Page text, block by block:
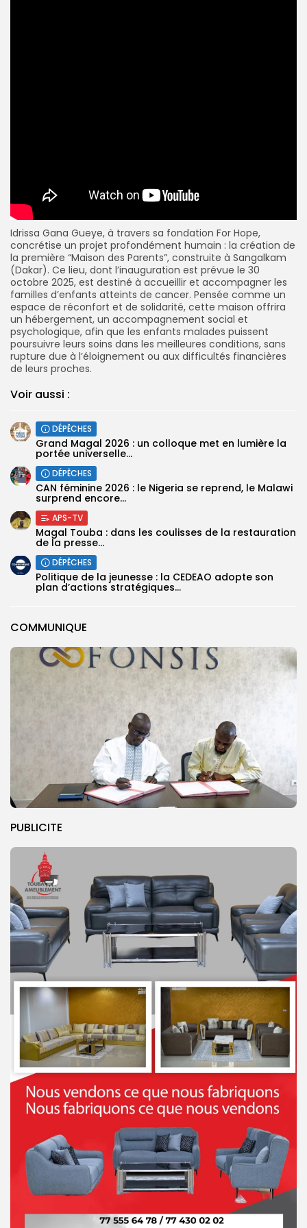
COMMUNIQUE
PUBLICITE
Idrissa Gana Gueye, à travers sa fondation For Hope,
concrétise un projet profondément humain : la création de
la première “Maison des Parents”, construite à Sangalkam
(Dakar). Ce lieu, dont l’inauguration est prévue le 30
octobre 2025, est destiné à accueillir et accompagner les
familles d’enfants atteints de cancer. Pensée comme un
espace de réconfort et de solidarité, cette maison offrira
un hébergement, un accompagnement social et
psychologique, afin que les enfants malades puissent
poursuivre leurs soins dans les meilleures conditions, sans
rupture due à l’éloignement ou aux difficultés financières
de leurs proches.
Voir aussi :
DÉPÊCHES
Grand Magal 2026 : un colloque met en lumière la
portée universelle...
DÉPÊCHES
‎CAN féminine 2026 : le Nigeria se reprend, le Malawi
surprend encore...
APS-TV
Magal Touba : dans les coulisses de la restauration
de la presse...
DÉPÊCHES
Politique de la jeunesse : la CEDEAO adopte son
plan d’actions stratégiques...